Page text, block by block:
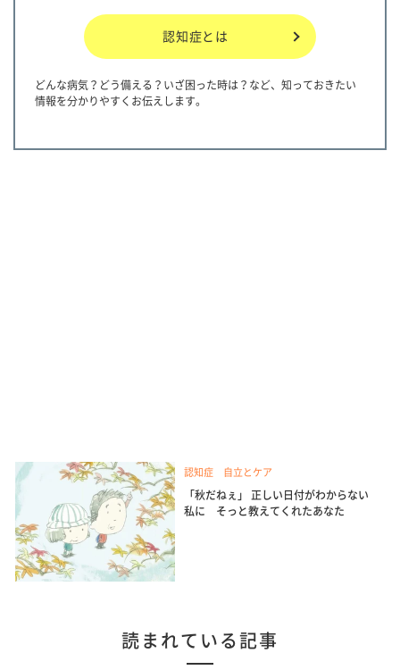
認知症とは
どんな病気？どう備える？いざ困った時は？など、知っておきたい
情報を分かりやすくお伝えします。
認知症 自立とケア
「秋だねぇ」 正しい日付がわからない
私に そっと教えてくれたあなた
読まれている記事